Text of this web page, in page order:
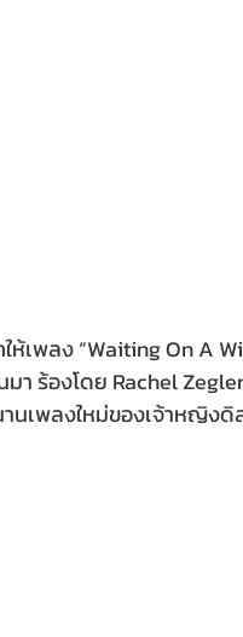
เพลง “Waiting On A
ร้องโดย Rachel
านเพลงใหม่ของเจ้าหญิง